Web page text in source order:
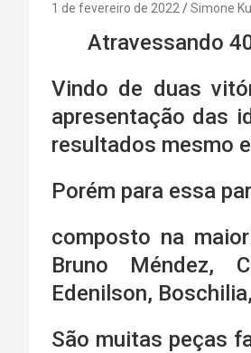
1 de fevereiro de 2022 Simone
Atravessando
Vindo de duas
apresentação das
resultados mesmo
Porém para essa
composto na
Bruno Méndez,
Edenilson,
São muitas peças